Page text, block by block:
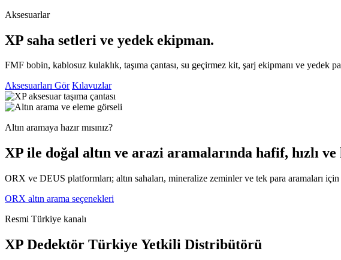
Aksesuarlar
XP saha setleri ve yedek ekipman.
FMF bobin, kablosuz kulaklık, taşıma çantası, su geçirmez kit, şarj ekipmanı ve yedek
Aksesuarları Gör Kılavuzlar
Altın aramaya hazır mısınız?
XP ile doğal altın ve arazi aramalarında hafif, hızlı
ORX ve DEUS platformları; altın sahaları, mineralize zeminler ve tek para aramaları
ORX altın arama seçenekleri
Resmi Türkiye kanalı
XP Dedektör Türkiye Yetkili Distribütörü